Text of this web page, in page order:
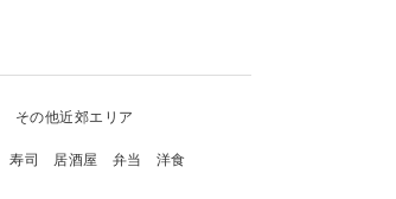
その他近郊エリア
寿司 居酒屋 弁当
洋食